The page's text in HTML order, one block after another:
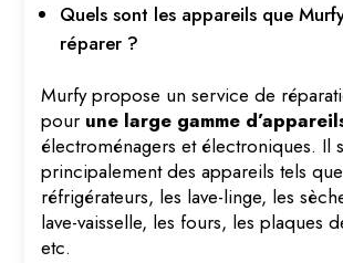
Quels sont les appareils que
réparer ?
Murfy propose un service de
pour une large gamme
électroménagers et électroniques. Il
principalement des appareils tels
réfrigérateurs, les lave-linge, les
lave-vaisselle, les fours, les plaques
etc.